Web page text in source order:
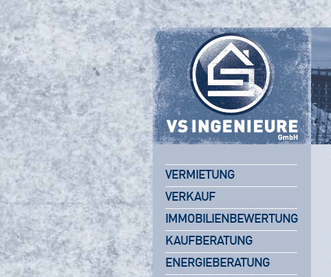
VERMIETUNG
VERKAUF
IMMOBILIENBEWERTUNG
KAUFBERATUNG
ENERGIEBERATUNG